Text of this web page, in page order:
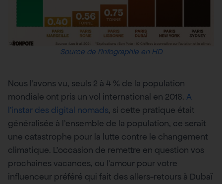
Source de l’infographie en HD
Nous l’avons vu, seuls 2 à 4 % de la population
mondiale ont pris un vol international en 2018. A
l’instar des digital nomads, si cette pratique était
généralisée à l’ensemble de la population, ce serait
une catastrophe pour la lutte contre le changement
climatique. L’occasion de remettre en question vos
prochaines vacances, ou l’amour pour votre
influenceur préféré qui fait des allers-retours à Dubaï